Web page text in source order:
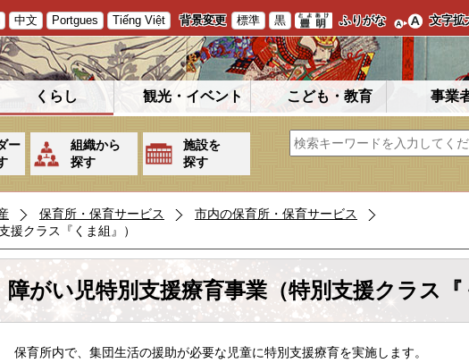
中文 Portgues Tiếng Việt 背景変更 標準 黒 ふりがな 文字拡
くらし 観光・イベント こども・教育 事業
ー
組織から
探す
施設を
探す
保育所・保育サービス
市内の保育所・保育サービス
援クラス『くま組』）
障がい児特別支援療育事業（特別支援クラス『
保育所内で、集団生活の援助が必要な児童に特別支援療育を実施します。